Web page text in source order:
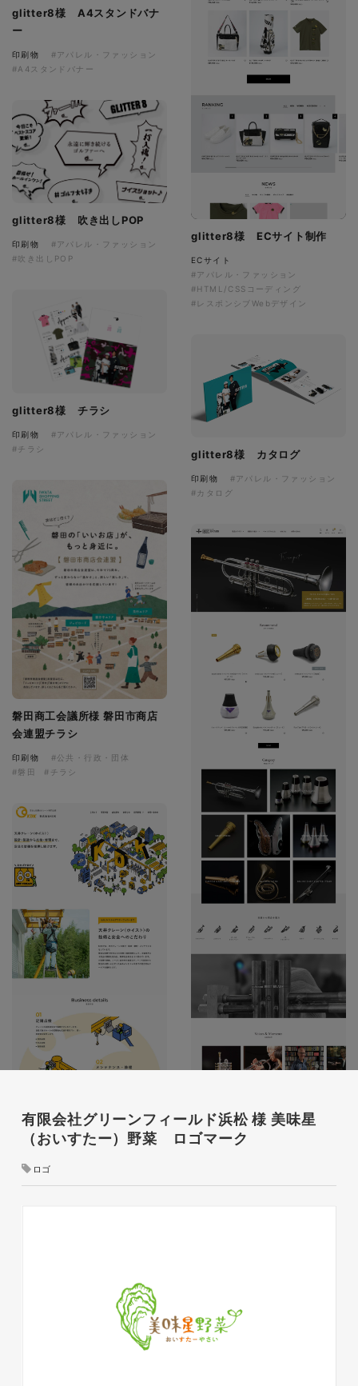
glitter8様 ECサイト制作
ECサイト
#アパレル・ファッション
#HTML/CSSコーディング
#レスポンシブWebデザイン
glitter8様 A4スタンドバナ
ー
印刷物
#アパレル・ファッション
#A4スタンドバナー
glitter8様 吹き出しPOP
印刷物
#アパレル・ファッション
#吹き出しPOP
glitter8様 チラシ
印刷物
#アパレル・ファッション
#チラシ
glitter8様 カタログ
印刷物
#アパレル・ファッション
#カタログ
磐田商工会議所様 磐田市商店
会連盟チラシ
印刷物
#公共・行政・団体
#磐田
#チラシ
サイト制作
有限会社グリーンフィールド浜松 様 美味星
（おいすたー）野菜 ロゴマーク
ロゴ